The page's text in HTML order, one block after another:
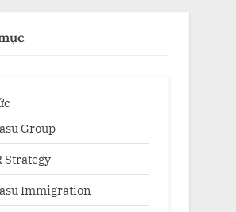
Group
Strategy
Immigration